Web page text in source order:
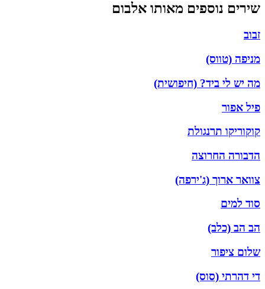
נוספים מאותו אלבום
(טווס)
יש לי ביד? (חיפושית)
אפור
תרנגולת
החרוצה
ארוך (ג'ירפה)
למים
הב (כלב)
ציפור
דהרתי (סוס)